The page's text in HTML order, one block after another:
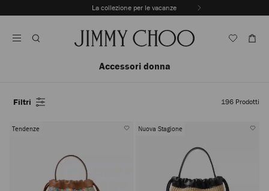
Al
La collezione per le vacanze
automatica
Accessori donna
Filtri 196 Prodotti
Tendenze Nuova Stagione